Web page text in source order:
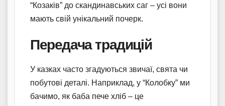
“Козаків” до скандинавських саг – усі вони
мають свій унікальний почерк.
Передача традицій
У казках часто згадуються звичаї, свята чи
побутові деталі. Наприклад, у “Колобку” ми
бачимо, як баба пече хліб – це